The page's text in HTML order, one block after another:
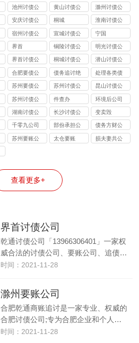
司
池州讨债公
司
黄山讨债公
司
滁州讨债公
司
安庆讨债公
司
桐城
淮南讨债公
司
宿州讨债公
司
宣城讨债公
司
宁国
界首
铜陵讨债公
司
明光讨债公
司
界首讨债公
司
桐城讨债公
司
潜山讨债公
司
合肥要债公
司
债务追讨绝
不违法
处理各类债
务纠纷
苏州要债公
司
苏州讨债公
司
昆山讨债公
司
苏州讨债公
司
件查办 环境后公司
湖南讨债公
司
长沙讨债公
司
变卖毁
千零九公司
部份承担公
司
债务方财公
司
苏州要账公
太仓要账
损夫妻共公
查看更多+
界首讨债公司
乾通讨债公司「13966306401」一家权
威合法的讨债公司、要账公司、追债…
时间：2021-11-28
滁州要账公司
合肥乾通商账追讨是一家专业、权威的
合肥讨债公司;专为合肥企业和个人…
时间：2021-11-28